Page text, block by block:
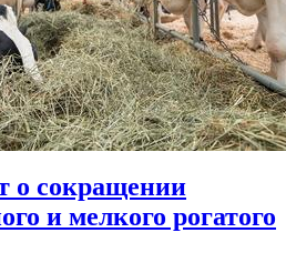
о сокращении
и мелкого рогатого